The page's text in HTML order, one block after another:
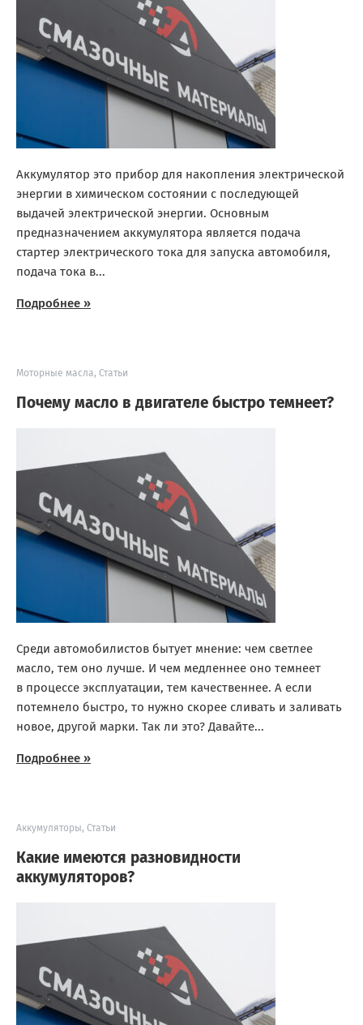
Аккумулятор это прибор для накопления электрической
энергии в химическом состоянии с последующей
выдачей электрической энергии. Основным
предназначением аккумулятора является подача
стартер электрического тока для запуска автомобиля,
подача тока в...
Подробнее »
Моторные масла, Статьи
Почему масло в двигателе быстро темнеет?
Среди автомобилистов бытует мнение: чем светлее
масло, тем оно лучше. И чем медленнее оно темнеет
в процессе эксплуатации, тем качественнее. А если
потемнело быстро, то нужно скорее сливать и заливать
новое, другой марки. Так ли это? Давайте...
Подробнее »
Аккумуляторы, Статьи
Какие имеются разновидности
аккумуляторов?